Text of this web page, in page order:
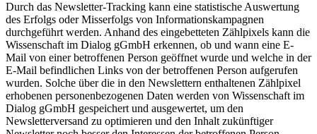
Durch das Newsletter-Tracking kann eine statistische Auswertung
des Erfolgs oder Misserfolgs von Informationskampagnen
durchgeführt werden. Anhand des eingebetteten Zählpixels kann die
Wissenschaft im Dialog gGmbH erkennen, ob und wann eine E-
Mail von einer betroffenen Person geöffnet wurde und welche in der
E-Mail befindlichen Links von der betroffenen Person aufgerufen
wurden. Solche über die in den Newslettern enthaltenen Zählpixel
erhobenen personenbezogenen Daten werden von Wissenschaft im
Dialog gGmbH gespeichert und ausgewertet, um den
Newsletterversand zu optimieren und den Inhalt zukünftiger